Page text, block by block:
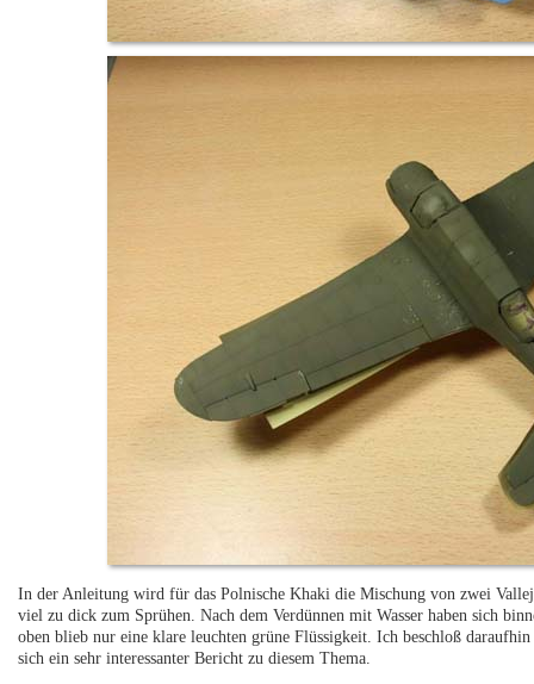
In der Anleitung wird für das Polnische Khaki die Mischung von zwei
viel zu dick zum Sprühen. Nach dem Verdünnen mit Wasser haben sich
oben blieb nur eine klare leuchten grüne Flüssigkeit. Ich beschloß
sich ein sehr interessanter Bericht zu diesem Thema.